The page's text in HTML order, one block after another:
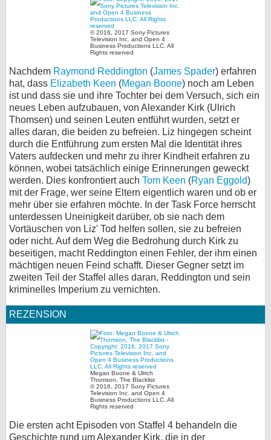
© 2016, 2017 Sony Pictures
Television Inc. and Open 4
Business Productions LLC. All
Rights reserved
Nachdem Raymond Reddington (James Spader) erfahren
hat, dass Elizabeth Keen (Megan Boone) noch am Leben
ist und dass sie und ihre Tochter bei dem Versuch, sich ein
neues Leben aufzubauen, von Alexander Kirk (Ulrich
Thomsen) und seinen Leuten entführt wurden, setzt er
alles daran, die beiden zu befreien. Liz hingegen scheint
durch die Entführung zum ersten Mal die Identität ihres
Vaters aufdecken und mehr zu ihrer Kindheit erfahren zu
können, wobei tatsächlich einige Erinnerungen geweckt
werden. Dies konfrontiert auch Tom Keen (Ryan Eggold)
mit der Frage, wer seine Eltern eigentlich waren und ob er
mehr über sie erfahren möchte. In der Task Force herrscht
unterdessen Uneinigkeit darüber, ob sie nach dem
Vortäuschen von Liz' Tod helfen sollen, sie zu befreien
oder nicht. Auf dem Weg die Bedrohung durch Kirk zu
beseitigen, macht Reddington einen Fehler, der ihm einen
mächtigen neuen Feind schafft. Dieser Gegner setzt im
zweiten Teil der Staffel alles daran, Reddington und sein
kriminelles Imperium zu vernichten.
REZENSION
Megan Boone & Ulrich
Thomson, The Blacklist
© 2016, 2017 Sony Pictures
Television Inc. and Open 4
Business Productions LLC. All
Rights reserved
Die ersten acht Episoden von Staffel 4 behandeln die
Geschichte rund um Alexander Kirk, die in der